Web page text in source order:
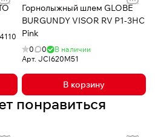
Горнолыжный шлем GLOBE
BURGUNDY VISOR RV P1-3HC
Pink
0 0
В наличии
Арт. JCI620M51
В корзину
понравиться